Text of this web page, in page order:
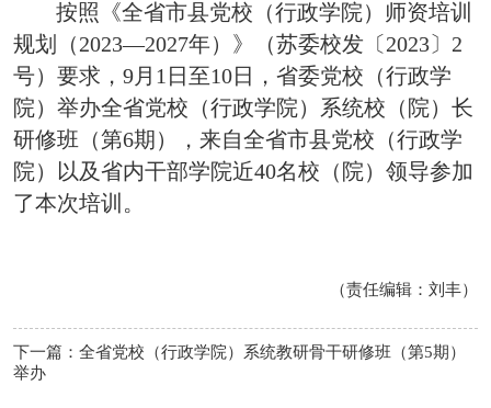
按照《全省市县党校（行政学院）师资培训
规划（2023—2027年）》（苏委校发〔2023〕2
号）要求，9月1日至10日，省委党校（行政学
院）举办全省党校（行政学院）系统校（院）长
研修班（第6期），来自全省市县党校（行政学
院）以及省内干部学院近40名校（院）领导参加
了本次培训。
（责任编辑： 刘丰）
下一篇：全省党校（行政学院）系统教研骨干研修班（第5期）
举办